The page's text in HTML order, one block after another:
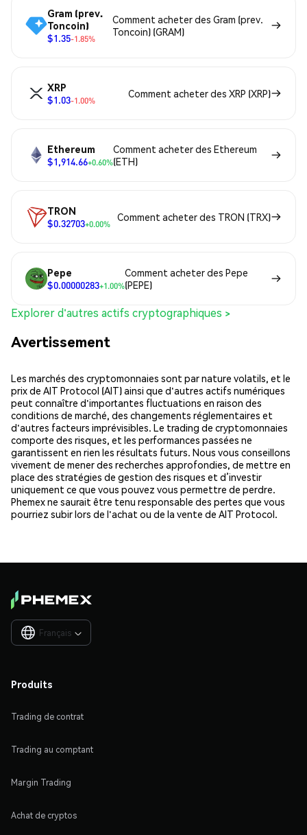
Gram (prev.
Toncoin)
$1.35-1.85%
Comment acheter des Gram (prev.
Toncoin) (GRAM)
XRP
$1.03-1.00%
Comment acheter des XRP (XRP)
Ethereum
$1,914.66+0.60%
Comment acheter des Ethereum
(ETH)
TRON
$0.32703+0.00%
Comment acheter des TRON (TRX)
Pepe
$0.00000283+1.00%
Comment acheter des Pepe
(PEPE)
Explorer d'autres actifs cryptographiques >
Avertissement
Les marchés des cryptomonnaies sont par nature volatils, et le
prix de AIT Protocol (AIT) ainsi que d'autres actifs numériques
peut connaître d'importantes fluctuations en raison des
conditions de marché, des changements réglementaires et
d'autres facteurs imprévisibles. Le trading de cryptomonnaies
comporte des risques, et les performances passées ne
garantissent en rien les résultats futurs. Nous vous conseillons
vivement de mener des recherches approfondies, de mettre en
place des stratégies de gestion des risques et d’investir
uniquement ce que vous pouvez vous permettre de perdre.
Phemex ne saurait être tenu responsable des pertes que vous
pourriez subir lors de l'achat ou de la vente de AIT Protocol.
Français 
Produits
Trading de contrat
Trading au comptant
Margin Trading
Achat de cryptos